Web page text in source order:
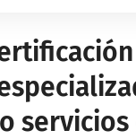
servicios